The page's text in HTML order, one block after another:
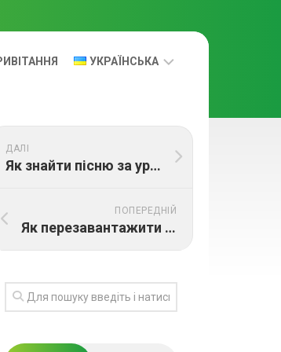
УКРАЇНСЬКА
УКРАЇНСЬКА
ДАЛІ
Як знайти пісню за уривком тексту
ПОПЕРЕДНІЙ
Як перезавантажити макбук